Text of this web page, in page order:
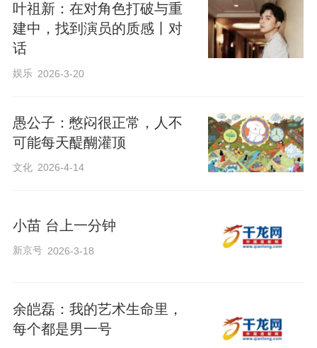
叶祖新：在对角色打破与重
建中，找到演员的质感丨对
话
娱乐 2026-3-20
愚公子：憋闷很正常，人不
可能每天醍醐灌顶
文化 2026-4-14
小苗 台上一分钟
新京号 2026-3-18
余皑磊：我的艺术生命里，
每个都是男一号